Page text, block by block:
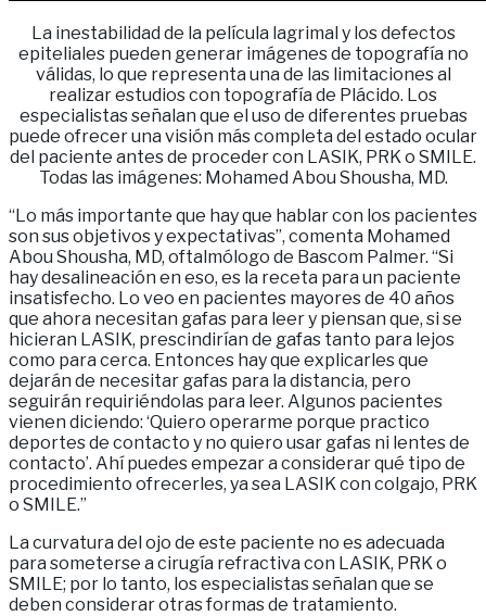
La inestabilidad de la película lagrimal y los defectos
epiteliales pueden generar imágenes de topografía no
válidas, lo que representa una de las limitaciones al
realizar estudios con topografía de Plácido. Los
especialistas señalan que el uso de diferentes pruebas
puede ofrecer una visión más completa del estado ocular
del paciente antes de proceder con LASIK, PRK o SMILE.
Todas las imágenes: Mohamed Abou Shousha, MD.
“Lo más importante que hay que hablar con los pacientes
son sus objetivos y expectativas”, comenta Mohamed
Abou Shousha, MD, oftalmólogo de Bascom Palmer. “Si
hay desalineación en eso, es la receta para un paciente
insatisfecho. Lo veo en pacientes mayores de 40 años
que ahora necesitan gafas para leer y piensan que, si se
hicieran LASIK, prescindirían de gafas tanto para lejos
como para cerca. Entonces hay que explicarles que
dejarán de necesitar gafas para la distancia, pero
seguirán requiriéndolas para leer. Algunos pacientes
vienen diciendo: ‘Quiero operarme porque practico
deportes de contacto y no quiero usar gafas ni lentes de
contacto’. Ahí puedes empezar a considerar qué tipo de
procedimiento ofrecerles, ya sea LASIK con colgajo, PRK
o SMILE.”
La curvatura del ojo de este paciente no es adecuada
para someterse a cirugía refractiva con LASIK, PRK o
SMILE; por lo tanto, los especialistas señalan que se
deben considerar otras formas de tratamiento.